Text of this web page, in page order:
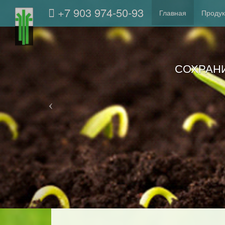
+7 903 974-50-93 Главная